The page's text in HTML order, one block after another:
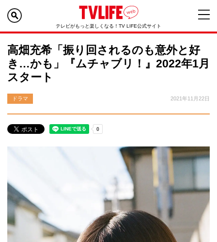
テレビがもっと楽しくなる！TV LIFE公式サイト
高畑充希「振り回されるのも意外と好
き…かも」『ムチャブリ！』2022年1月
スタート
ドラマ 2021年11月22日